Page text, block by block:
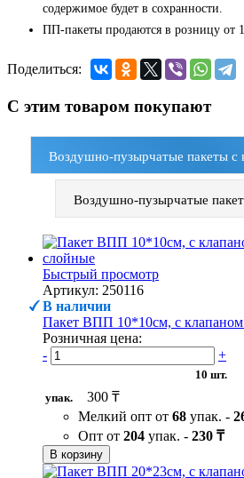
содержимое будет в сохранности.
ПП-пакеты продаются в розницу от
Поделиться:
С этим товаром покупают
Воздушно-пузырчатые пакеты с
Воздушно-пузырчатые
Быстрый просмотр
Артикул: 250116
В наличии
Пакет ВПП 10*10см, с клапаном
Розничная цена:
-
+
10 шт.
упак.
300 ₸
Мелкий опт от 68 упак. -
Опт от 204 упак. - 230 ₸
В корзину